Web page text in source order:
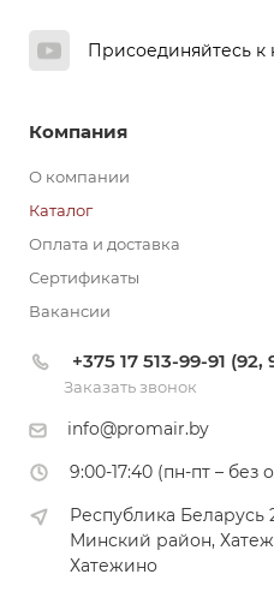
Присоединяйтесь к
Компания
О компании
Каталог
Оплата и доставка
Сертификаты
Вакансии
+375 17 513-99-91 (92,
Заказать звонок
info@promair.by
9:00-17:40 (пн-пт – без
Республика Беларусь
Минский район,
Хатежино